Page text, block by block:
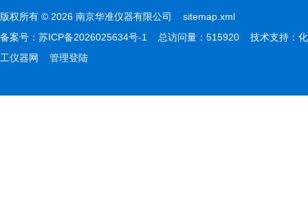
版权所有 © 2026 南京华准仪器有限公司 sitemap.xml
备案号： 苏ICP备2026025634号-1 总访问量：515920 技术支持： 化
工仪器网
管理登陆